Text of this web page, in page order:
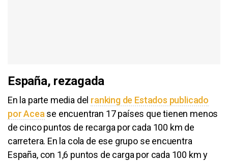
España, rezagada
En la parte media del ranking de Estados publicado
por Acea se encuentran 17 países que tienen menos
de cinco puntos de recarga por cada 100 km de
carretera. En la cola de ese grupo se encuentra
España, con 1,6 puntos de carga por cada 100 km y